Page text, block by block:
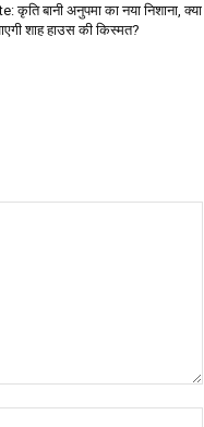
कृति बानी अनुपमा का नया निशाना, क्या
शाह हाउस की किस्मत?